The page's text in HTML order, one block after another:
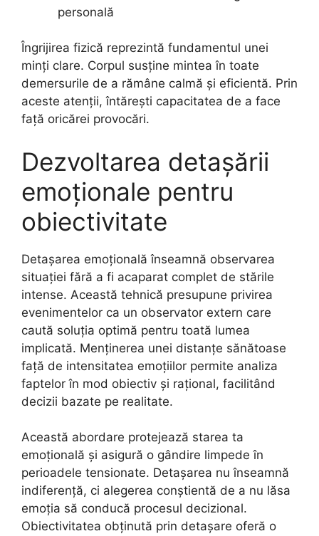
personală
Îngrijirea fizică reprezintă fundamentul unei
minți clare. Corpul susține mintea în toate
demersurile de a rămâne calmă și eficientă. Prin
aceste atenții, întărești capacitatea de a face
față oricărei provocări.
Dezvoltarea detașării
emoționale pentru
obiectivitate
Detașarea emoțională înseamnă observarea
situației fără a fi acaparat complet de stările
intense. Această tehnică presupune privirea
evenimentelor ca un observator extern care
caută soluția optimă pentru toată lumea
implicată. Menținerea unei distanțe sănătoase
față de intensitatea emoțiilor permite analiza
faptelor în mod obiectiv și rațional, facilitând
decizii bazate pe realitate.
Această abordare protejează starea ta
emoțională și asigură o gândire limpede în
perioadele tensionate. Detașarea nu înseamnă
indiferență, ci alegerea conștientă de a nu lăsa
emoția să conducă procesul decizional.
Obiectivitatea obținută prin detașare oferă o